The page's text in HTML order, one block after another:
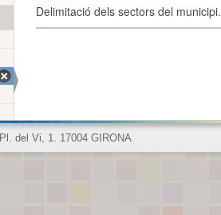
Delimitació dels sectors del municipi.
Pl. del Vi, 1. 17004 GIRONA